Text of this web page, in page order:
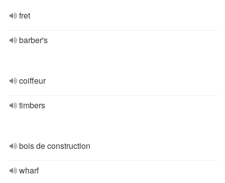
fret
barber's
coiffeur
timbers
bois de construction
wharf